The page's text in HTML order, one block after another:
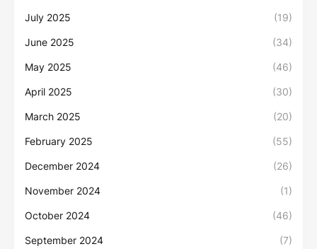
July 2025 (19)
June 2025 (34)
May 2025 (46)
April 2025 (30)
March 2025 (20)
February 2025 (55)
December 2024 (26)
November 2024 (1)
October 2024 (46)
September 2024 (7)